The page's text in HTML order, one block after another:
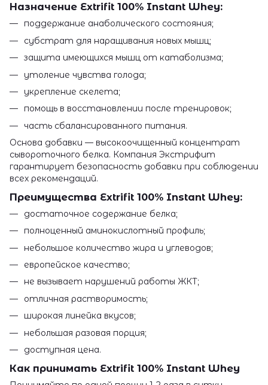
Назначение Extrifit 100% Instant Whey:
поддержание анаболического состояния;
субстрат для наращивания новых мышц;
защита имеющихся мышц от катаболизма;
утоление чувства голода;
укрепление скелета;
помощь в восстановлении после тренировок;
часть сбалансированного питания.
Основа добавки — высокоочищенный концентрат
сывороточного белка. Компания Экстрифит
гарантирует безопасность добавки при соблюдении
всех рекомендаций.
Преимущества Extrifit 100% Instant Whey:
достаточное содержание белка;
полноценный аминокислотный профиль;
небольшое количество жира и углеводов;
европейское качество;
не вызывает нарушений работы ЖКТ;
отличная растворимость;
широкая линейка вкусов;
небольшая разовая порция;
доступная цена.
Как принимать Extrifit 100% Instant Whey